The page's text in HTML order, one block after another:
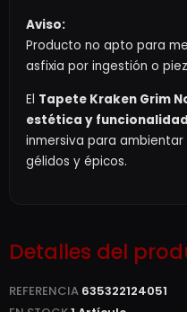
Aviso:
Producto no apto para
asfixia por ingestión o
El Tapete Kraken Grim
estética y funcionalidad
inmersiva para
gélidos y épicos.
Detalles del
REFERENCIA 635322124051